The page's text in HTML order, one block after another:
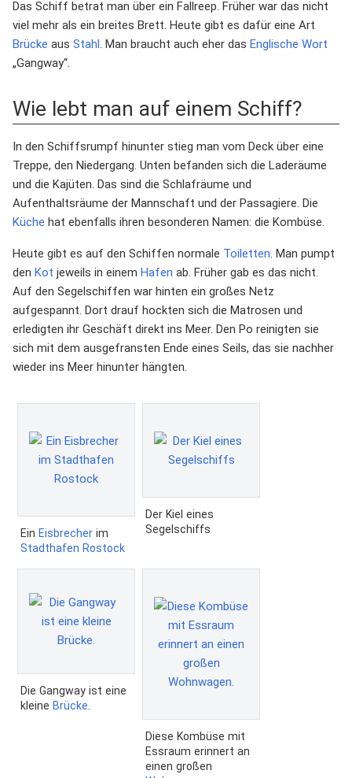
Das Schiff betrat man über ein Fallreep. Früher war das nicht
viel mehr als ein breites Brett. Heute gibt es dafür eine Art
Brücke aus Stahl . Man braucht auch eher das Englische Wort
„Gangway“.
Wie lebt man auf einem Schiff?
In den Schiffsrumpf hinunter stieg man vom Deck über eine
Treppe, den Niedergang. Unten befanden sich die Laderäume
und die Kajüten. Das sind die Schlafräume und
Aufenthaltsräume der Mannschaft und der Passagiere. Die
Küche hat ebenfalls ihren besonderen Namen: die Kombüse.
Heute gibt es auf den Schiffen normale Toiletten. Man pumpt
den Kot jeweils in einem Hafen ab. Früher gab es das nicht.
Auf den Segelschiffen war hinten ein großes Netz
aufgespannt. Dort drauf hockten sich die Matrosen und
erledigten ihr Geschäft direkt ins Meer. Den Po reinigten sie
sich mit dem ausgefransten Ende eines Seils, das sie nachher
wieder ins Meer hinunter hängten.
Ein Eisbrecher im
Stadthafen Rostock
Der Kiel eines
Segelschiffs
Die Gangway ist eine
kleine Brücke.
Diese Kombüse mit
Essraum erinnert an
einen großen